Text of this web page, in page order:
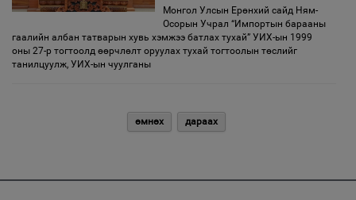
Монгол Улсын Ерөнхий сайд Ням-
Осорын Учрал “Импортын барааны
гаалийн албан татварын хувь хэмжээ батлах тухай” УИХ-ын 1999
оны 27-р тогтоолд өөрчлөлт оруулах тухай тогтоолын төслийг
танилцуулж, УИХ-ын чуулганы
өмнөх дараах